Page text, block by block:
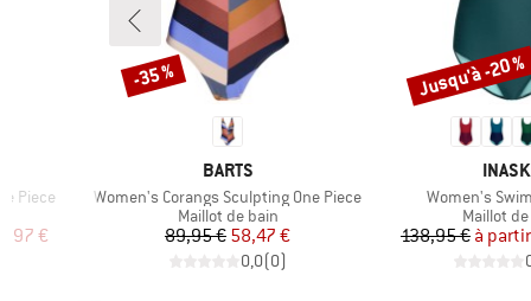
Piece
€
MARQUE
BARTS
Article
Women's Corangs Sculpting One Piece
Product group
Maillot de bain
Prix
89,95 €Prix réduit
58,47 €
0,0(0)
Remise
-35 %
Article
Women's
Product
Maillot
138,95 € à
Remise
Jusqu'à -20 %